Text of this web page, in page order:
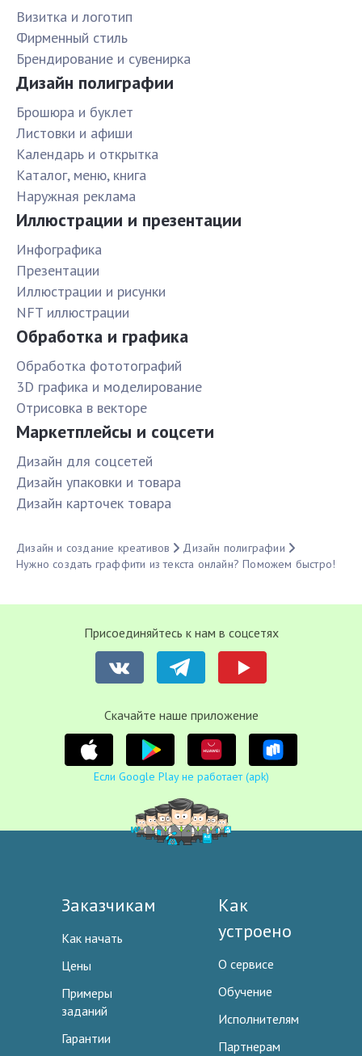
Визитка и логотип
Фирменный стиль
Брендирование и сувенирка
Дизайн полиграфии
Брошюра и буклет
Листовки и афиши
Календарь и открытка
Каталог, меню, книга
Наружная реклама
Иллюстрации и презентации
Инфографика
Презентации
Иллюстрации и рисунки
NFT иллюстрации
Обработка и графика
Обработка фототографий
3D графика и моделирование
Отрисовка в векторе
Маркетплейсы и соцсети
Дизайн для соцсетей
Дизайн упаковки и товара
Дизайн карточек товара
Дизайн и создание креативов
Дизайн полиграфии
Нужно создать граффити из текста онлайн? Поможем быстро!
Присоединяйтесь к нам в соцсетях
Cкачайте наше приложение
Если Google Play не работает (apk)
Заказчикам
Как начать
Цены
Примеры
заданий
Гарантии
Как
устроено
О сервисе
Обучение
Исполнителям
Партнерам